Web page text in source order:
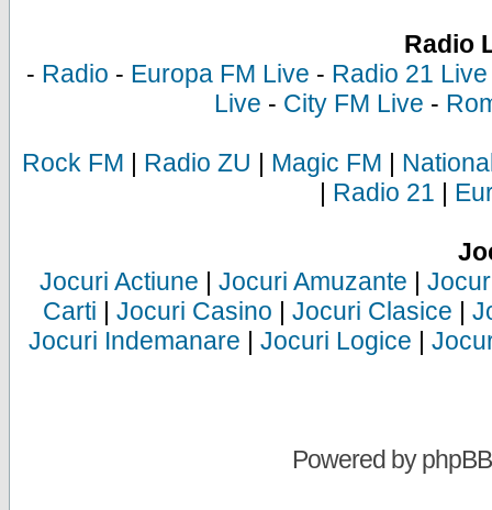
Radio
- Radio - Europa FM Live - Radio 21 Live
Live - City FM Live -
Rock FM | Radio ZU | Magic FM |
| Radio 21 |
Jocuri Actiune | Jocuri Amuzante |
Carti | Jocuri Casino | Jocuri Clasice |
Jocuri Indemanare | Jocuri Logice |
Powered byphpBB